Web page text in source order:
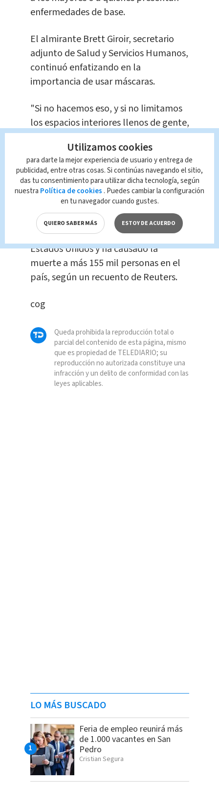
enfermedades de base.
El almirante Brett Giroir, secretario
adjunto de Salud y Servicios Humanos,
continuó enfatizando en la
importancia de usar máscaras.
"Si no hacemos eso, y si no limitamos
los espacios interiores llenos de gente,
el virus continuará propagándose",
dijo en el programa "Meet the Press"
de NBC. "Estamos muy preocupados y
este es un punto muy serio".
El nuevo coronavirus, que apareció
por primera vez en China, ha infectado
a unas 4,6 millones de personas en
Estados Unidos y ha causado la
muerte a más 155 mil personas en el
país, según un recuento de Reuters.
cog
Queda prohibida la reproducción total o
parcial del contenido de esta página, mismo
que es propiedad de TELEDIARIO; su
reproducción no autorizada constituye una
infracción y un delito de conformidad con las
leyes aplicables.
LO MÁS BUSCADO
Feria de empleo reunirá más
de 1.000 vacantes en San
Pedro
Cristian Segura
Utilizamos cookies
para darte la mejor experiencia de usuario y entrega de
publicidad, entre otras cosas. Si continúas navegando el sitio,
das tu consentimiento para utilizar dicha tecnología, según
nuestra Política de cookies . Puedes cambiar la configuración
en tu navegador cuando gustes.
QUIERO SABER MÁS ESTOY DE ACUERDO